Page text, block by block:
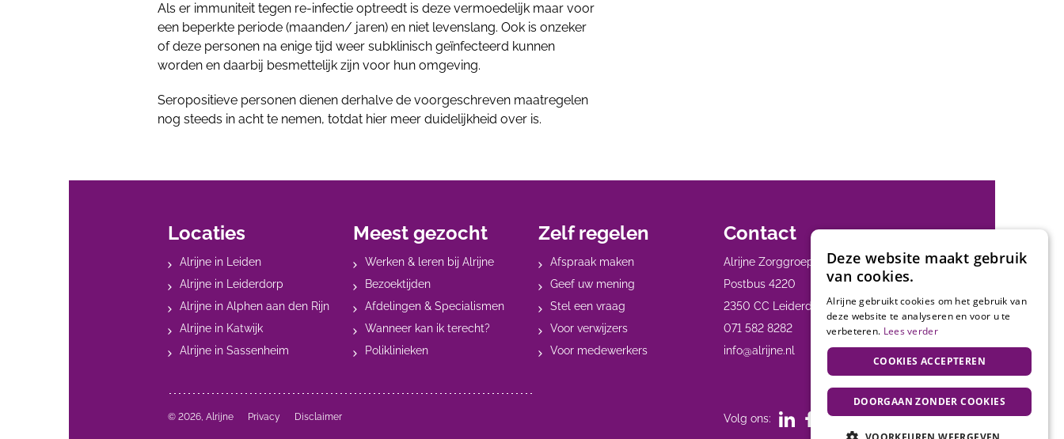
Als er immuniteit tegen re-infectie optreedt is deze vermoedelijk maar voor
een beperkte periode (maanden/ jaren) en niet levenslang. Ook is onzeker
of deze personen na enige tijd weer subklinisch geïnfecteerd kunnen
worden en daarbij besmettelijk zijn voor hun omgeving.
Seropositieve personen dienen derhalve de voorgeschreven maatregelen
nog steeds in acht te nemen, totdat hier meer duidelijkheid over is.
Locaties
Alrijne in Leiden
Alrijne in Leiderdorp
Alrijne in Alphen aan den Rijn
Alrijne in Katwijk
Alrijne in Sassenheim
Meest gezocht
Werken & leren bij Alrijne
Bezoektijden
Afdelingen & Specialismen
Wanneer kan ik terecht?
Poliklinieken
Zelf regelen
Afspraak maken
Geef uw mening
Stel een vraag
Voor verwijzers
Voor medewerkers
Contact
Alrijne Zorggroep
Postbus 4220
2350 CC Leiderdorp
071 582 8282
info@alrijne.nl
© 2026, Alrijne Privacy Disclaimer Volg ons:
Deze website maakt gebruik
van cookies.
Alrijne gebruikt cookies om het gebruik van
deze website te analyseren en voor u te
verbeteren. Lees verder
COOKIES ACCEPTEREN
DOORGAAN ZONDER COOKIES